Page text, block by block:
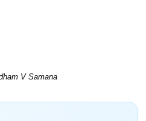
V Samana